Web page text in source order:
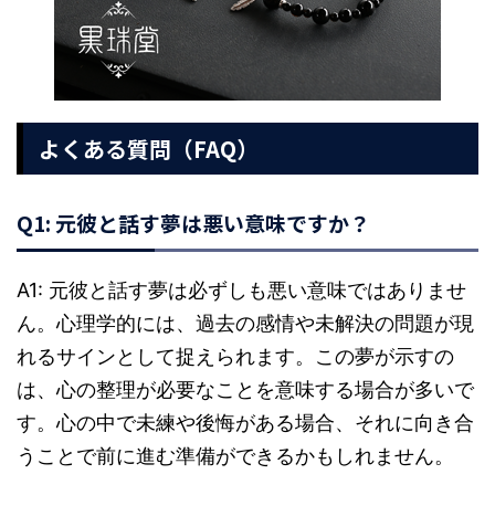
よくある質問（FAQ）
Q1: 元彼と話す夢は悪い意味ですか？
A1: 元彼と話す夢は必ずしも悪い意味ではありませ
ん。心理学的には、過去の感情や未解決の問題が現
れるサインとして捉えられます。この夢が示すの
は、心の整理が必要なことを意味する場合が多いで
す。心の中で未練や後悔がある場合、それに向き合
うことで前に進む準備ができるかもしれません。